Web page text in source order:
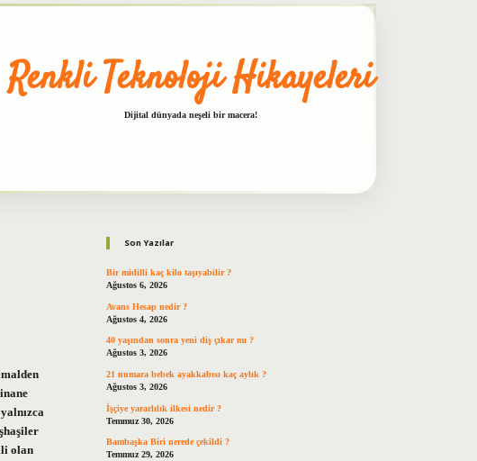
Renkli Teknoloji Hikayeleri
Dijital dünyada neşeli bir macera!
olan
Son Yazılar
Bir midilli kaç kilo taşıyabilir ?
Ağustos 6, 2026
Avans Hesap nedir ?
Ağustos 4, 2026
40 yaşından sonra yeni diş çıkar mı ?
Ağustos 3, 2026
21 numara bebek ayakkabısı kaç aylık ?
Ağustos 3, 2026
İşçiye yararlılık ilkesi nedir ?
Temmuz 30, 2026
Bambaşka Biri nerede çekildi ?
Temmuz 29, 2026